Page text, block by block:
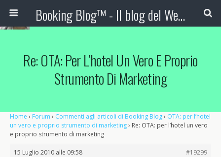
Booking Blog™ - Il blog del Web Marketing Turistico
Re: OTA: Per L’hotel Un Vero E Proprio
Strumento Di Marketing
Home › Forum › Commenti agli articoli di Booking Blog› OTA: per l’hotel
un vero e proprio strumento di marketing› Re: OTA: per l’hotel un vero
e proprio strumento di marketing
15 Luglio 2010 alle 09:58
#19299